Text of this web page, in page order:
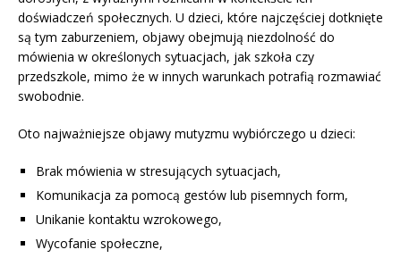
doświadczeń społecznych. U dzieci, które najczęściej dotknięte
są tym zaburzeniem, objawy obejmują niezdolność do
mówienia w określonych sytuacjach, jak szkoła czy
przedszkole, mimo że w innych warunkach potrafią rozmawiać
swobodnie.
Oto najważniejsze objawy mutyzmu wybiórczego u dzieci:
Brak mówienia w stresujących sytuacjach,
Komunikacja za pomocą gestów lub pisemnych form,
Unikanie kontaktu wzrokowego,
Wycofanie społeczne,